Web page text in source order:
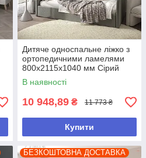
Дитяче односпальне ліжко з
ортопедичними ламелями
800х2115х1040 мм Сірий
В наявності
10 948,89 ₴ 11 773 ₴
Купити
БЕЗКОШТОВНА ДОСТАВКА